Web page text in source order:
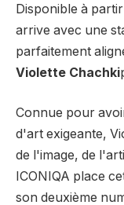
Disponible à
arrive avec une
parfaitement
Violette Chachki
Connue pour
d'art exigeante,
de l'image, de
ICONIQA place
son deuxième